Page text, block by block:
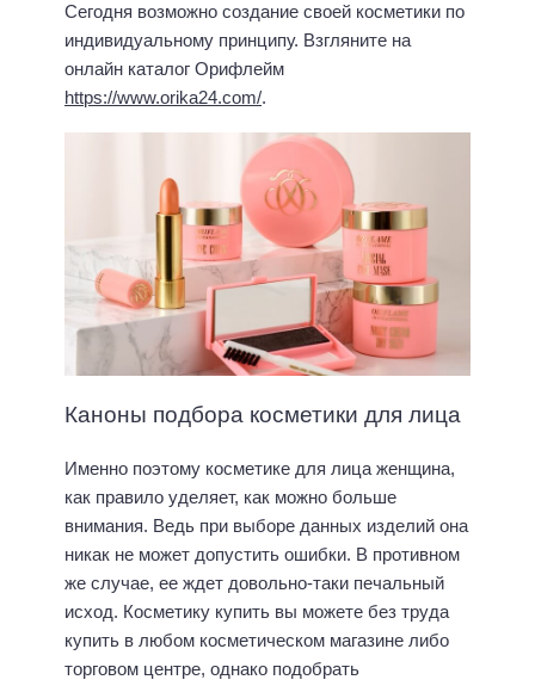
Сегодня возможно создание своей косметики по
индивидуальному принципу. Взгляните на
онлайн каталог Орифлейм
https://www.orika24.com/.
Каноны подбора косметики для лица
Именно поэтому косметике для лица женщина,
как правило уделяет, как можно больше
внимания. Ведь при выборе данных изделий она
никак не может допустить ошибки. В противном
же случае, ее ждет довольно-таки печальный
исход. Косметику купить вы можете без труда
купить в любом косметическом магазине либо
торговом центре, однако подобрать